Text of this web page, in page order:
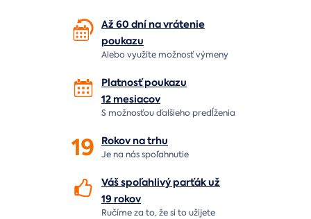
Až 60 dní na vrátenie
poukazu
Alebo využite možnosť výmeny
Platnosť poukazu
12 mesiacov
S možnosťou ďalšieho predĺženia
19 Rokov natrhu
Je na násspoľahnutie
Váš spoľahlivý parťák už
19 rokov
Ručíme za to,že si to užijete